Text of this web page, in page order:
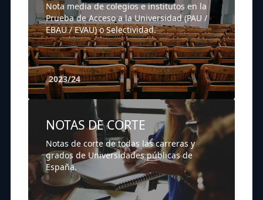
Nota media de colegios e institutos en la
Prueba de Acceso a la Universidad (PAU /
EBAU / EVAU) o Selectividad.
2023/24
NOTAS DE CORTE
Notas de corte de todas las carreras y
grados de Universidades públicas de
España.